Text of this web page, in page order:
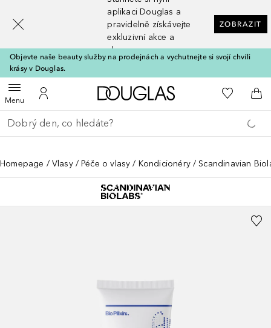
aplikaci Douglas a
pravidelně získávejte
exkluzivní akce a
slevy
ZOBRAZIT
Objevte naše beauty služby na prodejnách a vychutnejte si svojí chvíli
krásy v Douglas.
MenuOtevřít menuK mému účtu
Domů K mému
Do
Vraťte se
Proveďte vyhledávání
Homepage Vlasy Péče o vlasy Kondicionéry Scandinavian
[navigation.slideout.screenreader]